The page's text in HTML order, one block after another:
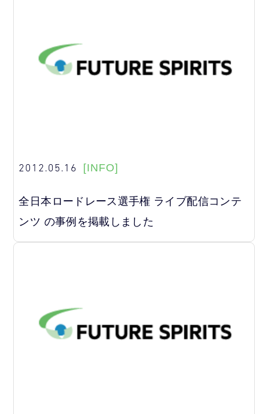
2012.05.16 [INFO]
全日本ロードレース選手権 ライブ配信コンテ
ンツ の事例を掲載しました